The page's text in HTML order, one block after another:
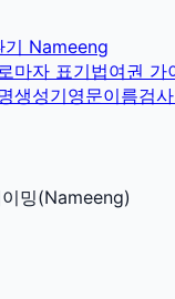
기 Nameeng
마자 표기법여권 가
생성기영문이름검
밍(Nameeng)